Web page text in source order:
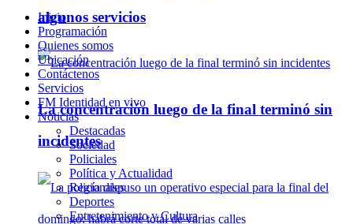
algunos servicios
La concentración luego de la final terminó sin
incidentes
Inicio
Programación
Quienes somos
Ubicación
Contáctenos
Servicios
FM Identidad en vivo
Noticias
Destacadas
Sociedad
Policiales
Política y Actualidad
Regionales
Deportes
Entretenimiento y Cultura